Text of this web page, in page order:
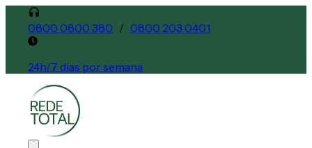
0800 0800 380 / 0800 203 0401
24h/7 dias por semana